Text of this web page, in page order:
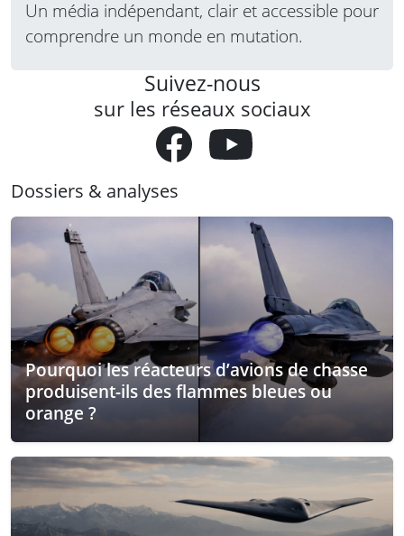
Un média indépendant, clair et accessible pour
comprendre un monde en mutation.
Suivez-nous
sur les réseaux sociaux
Dossiers & analyses
Pourquoi les réacteurs d’avions de chasse
produisent-ils des flammes bleues ou
orange ?